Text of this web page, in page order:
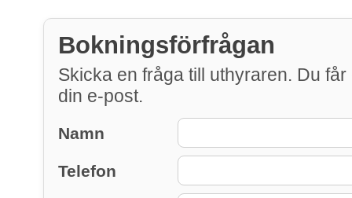
Bokningsförfrågan
Skicka en fråga till uthyraren. Du får
din e-post.
Namn
Telefon